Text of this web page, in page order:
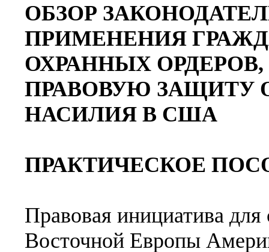
ОБЗОР
ПРИМЕНЕНИЯ
ОХРАННЫХ
ПРАВОВУЮ ЗАЩИТУ
НАСИЛИЯ В США
ПРАКТИЧЕСКОЕ
Правовая инициатива
Восточной Европы